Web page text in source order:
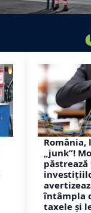
România,
„junk”!
întâmpla
taxele și